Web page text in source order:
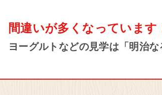
間違いが多くなっています
ヨーグルトなどの見学は 「明治